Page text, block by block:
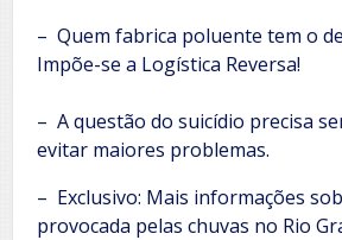
– Quem fabrica poluente tem o
Impõe-se a Logística Reversa!
– A questão do suicídio precisa
evitar maiores problemas.
– Exclusivo: Mais informações
provocada pelas chuvas no Rio